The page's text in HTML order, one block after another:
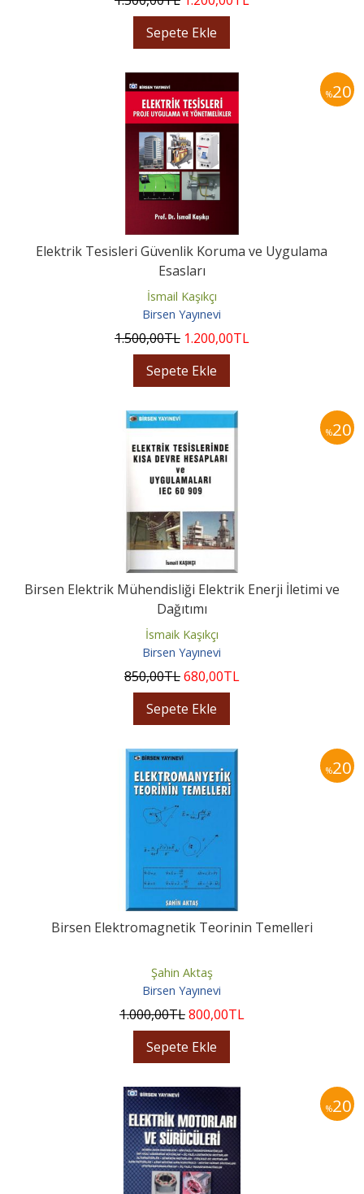
Sepete Ekle
%20
Elektrik Tesisleri Güvenlik Koruma ve Uygulama
Esasları
İsmail Kaşıkçı
Birsen Yayınevi
1.500,00TL 1.200,00TL
Sepete Ekle
%20
Birsen Elektrik Mühendisliği Elektrik Enerji İletimi ve
Dağıtımı
İsmaik Kaşıkçı
Birsen Yayınevi
850,00TL680,00TL
Sepete Ekle
%20
Birsen Elektromagnetik Teorinin Temelleri
Şahin Aktaş
Birsen Yayınevi
1.000,00TL800,00TL
Sepete Ekle
%20